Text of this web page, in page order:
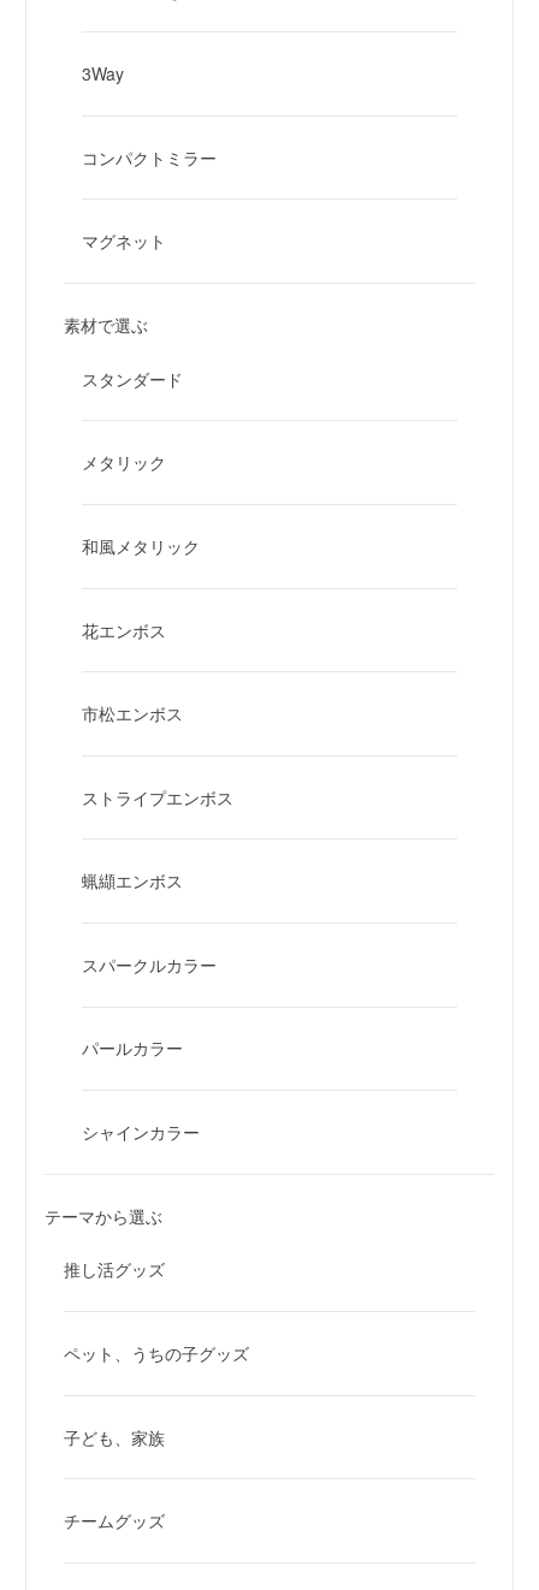
3Way
コンパクトミラー
マグネット
素材で選ぶ
スタンダード
メタリック
和風メタリック
花エンボス
市松エンボス
ストライプエンボス
蝋纈エンボス
スパークルカラー
パールカラー
シャインカラー
テーマから選ぶ
推し活グッズ
ペット、うちの子グッズ
子ども、家族
チームグッズ